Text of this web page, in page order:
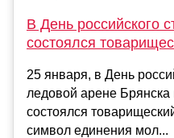
В День российского
состоялся
25 января, в День
ледовой арене
состоялся
символ единения мол...